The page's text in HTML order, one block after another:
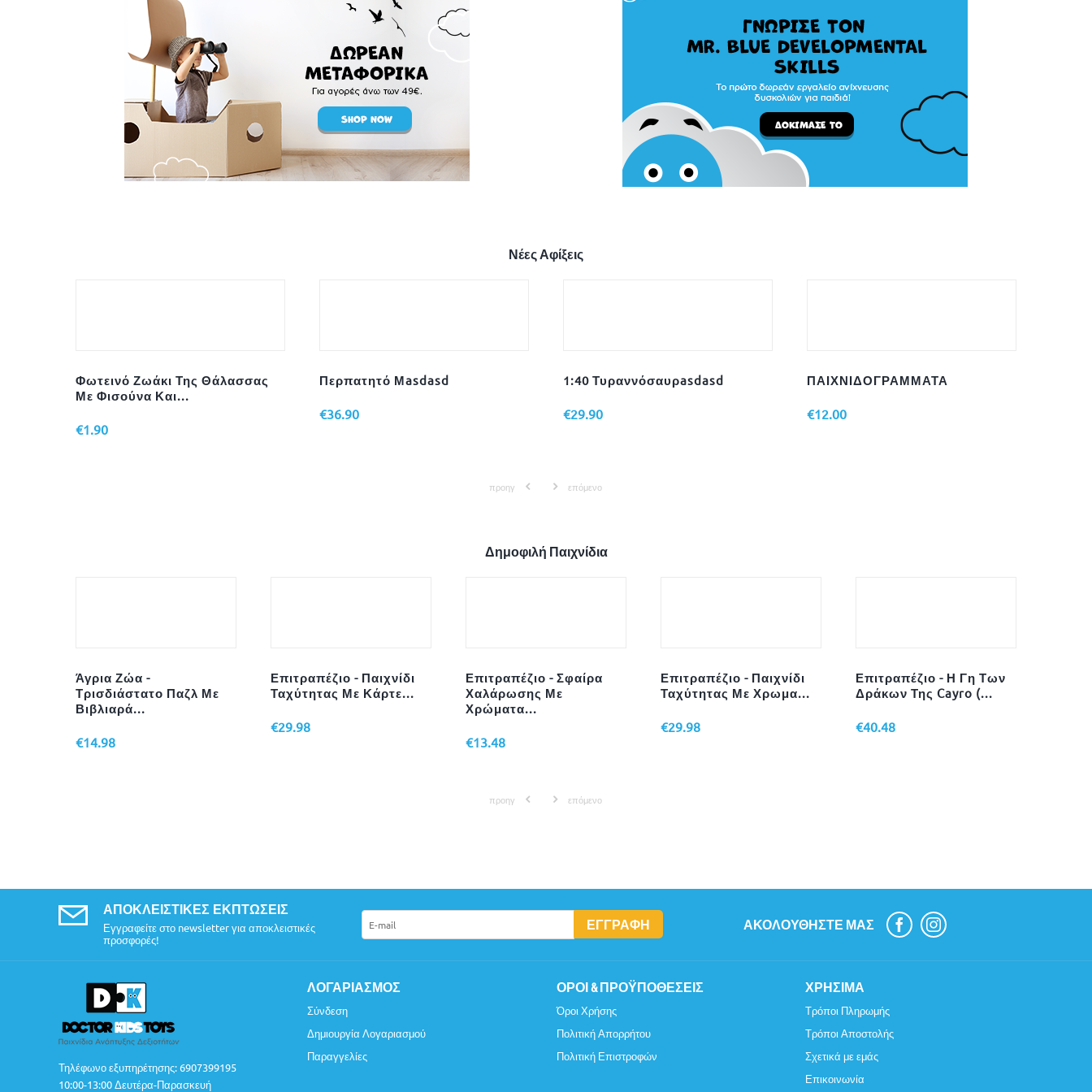
Νέες Αφίξεις
Φωτεινό Ζωάκι Της Θάλασσας
Με Φισούνα Και...
€1.90
Περπατητό Μasdasd
€36.90
1:40 Τυραννόσαυρasdasd
€29.90
ΠΑΙΧΝΙΔΟΓΡΑΜΜΑΤΑ
€12.00
προηγ επόμενο
Δημοφιλή Παιχνίδια
Άγρια Ζώα -
Τρισδιάστατο Παζλ Με
Βιβλιαρά...
€14.98
Επιτραπέζιο - Παιχνίδι
Ταχύτητας Με Κάρτε...
€29.98
Επιτραπέζιο - Σφαίρα
Χαλάρωσης Με
Χρώματα...
€13.48
Επιτραπέζιο - Παιχνίδι
Ταχύτητας Με Χρωμα...
€29.98
Επιτραπέζιο - Η Γη Των
Δράκων Της Cayro (...
€40.48
προηγ επόμενο
ΑΠΟΚΛΕΙΣΤΙΚΈΣ ΕΚΠΤΏΣΕΙΣ
Εγγραφείτε στο newsletter για αποκλειστικές
προσφορές!
ΕΓΓΡΑΦΉ ΑΚΟΛΟΥΘΉΣΤΕ ΜΑΣ
Τηλέφωνο εξυπηρέτησης:6907399195
10:00-13:00 Δευτέρα-Παρασκευή
ΛΟΓΑΡΙΑΣΜΌΣ
Σύνδεση
Δημιουργία Λογαριασμού
Παραγγελίες
ΌΡΟΙ & ΠΡΟΫΠΟΘΈΣΕΙΣ
Όροι Χρήσης
Πολιτική Απορρήτου
Πολιτική Επιστροφών
ΧΡΉΣΙΜΑ
Τρόποι Πληρωμής
Τρόποι Αποστολής
Σχετικά με εμάς
Επικοινωνία